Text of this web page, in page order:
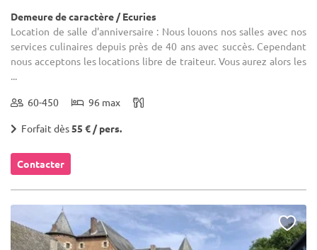
Demeure de caractère / Ecuries
Location de salle d'anniversaire : Nous louons nos salles avec nos
services culinaires depuis près de 40 ans avec succès. Cependant
nous acceptons les locations libre de traiteur. Vous aurez alors les
...
60-450 96 max
Forfait dès55 € / pers.
Contacter